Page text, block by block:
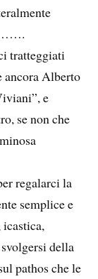
…….
tratteggiati
ancora Alberto
e
se non che
regalarci la
semplice e
icastica,
della
pathos che le